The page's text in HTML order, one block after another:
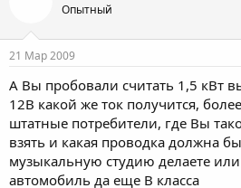
Опытный
21 Мар 2009
А Вы пробовали считать 1,5 кВт
12В какой же ток получится,
штатные потребители, где Вы
взять и какая проводка должна
музыкальную студию делаете или
автомобиль да еще В класса